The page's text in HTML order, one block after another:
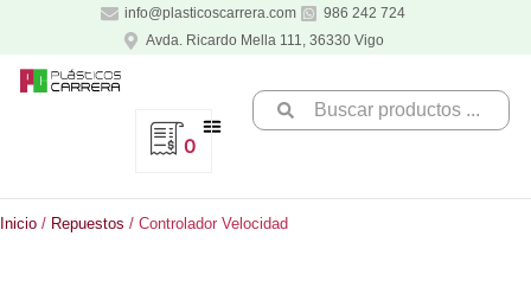
contenido
info@plasticoscarrera.com
986 242 724
Avda. Ricardo Mella 111, 36330 Vigo
Search
...
0
Inicio / Repuestos / Controlador Velocidad